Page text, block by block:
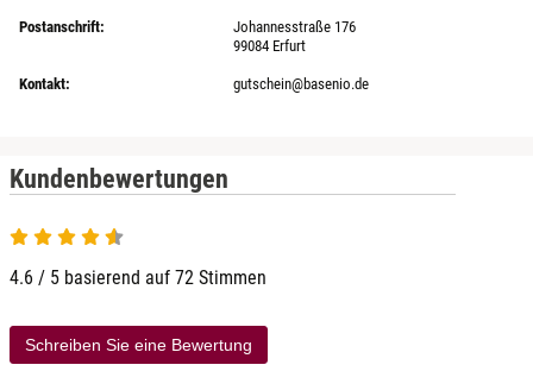
Postanschrift:
Johannesstraße 176
99084 Erfurt
Kontakt: gutschein@basenio.de
Kundenbewertungen
4.6 von 5
4.6 / 5 basierend auf 72 Stimmen
Schreiben Sie eine Bewertung